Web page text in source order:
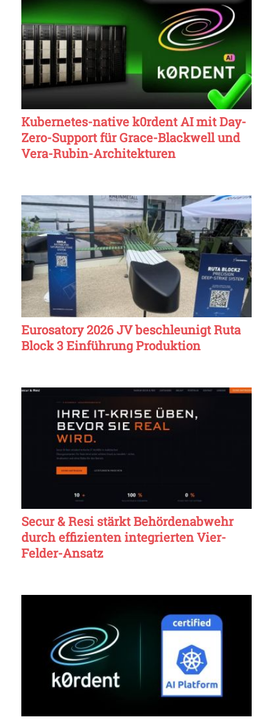
Kubernetes-native k0rdent AI mit Day-
Zero-Support für Grace-Blackwell und
Vera-Rubin-Architekturen
Eurosatory 2026 JV beschleunigt Ruta
Block 3 Einführung Produktion
Secur & Resi stärkt Behördenabwehr
durch effizienten integrierten Vier-
Felder-Ansatz